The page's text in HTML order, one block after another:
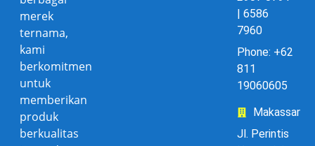
merek
ternama,
kami
berkomitmen
untuk
memberikan
produk
berkualitas
| 6586
7960
Phone: +62
811
19060605
Makassar
Jl. Perintis